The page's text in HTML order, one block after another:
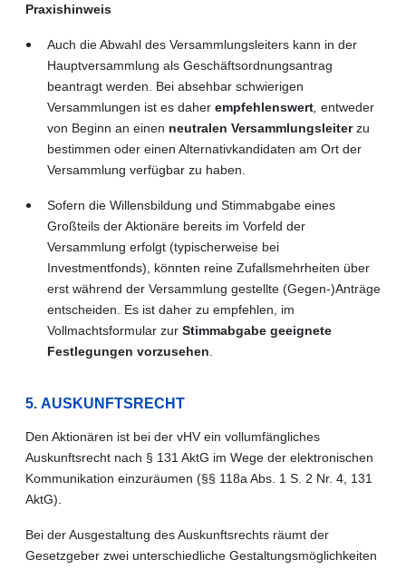
Praxishinweis
Auch die Abwahl des Versammlungsleiters kann in der
Hauptversammlung als Geschäftsordnungsantrag
beantragt werden. Bei absehbar schwierigen
Versammlungen ist es daher empfehlenswert entweder
von Beginn an einen neutralen Versammlungsleiterzu
bestimmen oder einen Alternativkandidaten am Ort der
Versammlung verfügbar zu haben.
Sofern die Willensbildung und Stimmabgabe eines
Großteils der Aktionäre bereits im Vorfeld der
Versammlung erfolgt (typischerweise bei
Investmentfonds), könnten reine Zufallsmehrheiten über
erst während der Versammlung gestellte (Gegen-)Anträge
entscheiden. Es ist daher zu empfehlen, im
Vollmachtsformular zur Stimmabgabe geeignete
Festlegungen vorzusehen
5. AUSKUNFTSRECHT
Den Aktionären ist bei der vHV ein vollumfängliches
Auskunftsrecht nach § 131 AktG im Wege der elektronischen
Kommunikation einzuräumen (§§ 118a Abs. 1 S. 2 Nr. 4, 131
AktG).
Bei der Ausgestaltung des Auskunftsrechts räumt der
Gesetzgeber zwei unterschiedliche Gestaltungsmöglichkeiten